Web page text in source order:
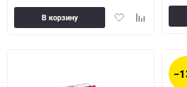
ДобавитьДобавить
В корзину